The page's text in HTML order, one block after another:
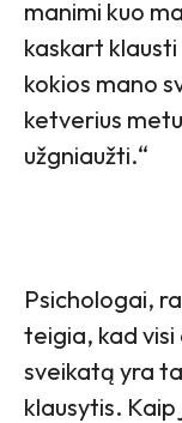
manimi kuo
kaskart
kokios mano
ketverius
užgniaužti.“
Psichologai,
teigia, kad
sveikatą yra
klausytis.